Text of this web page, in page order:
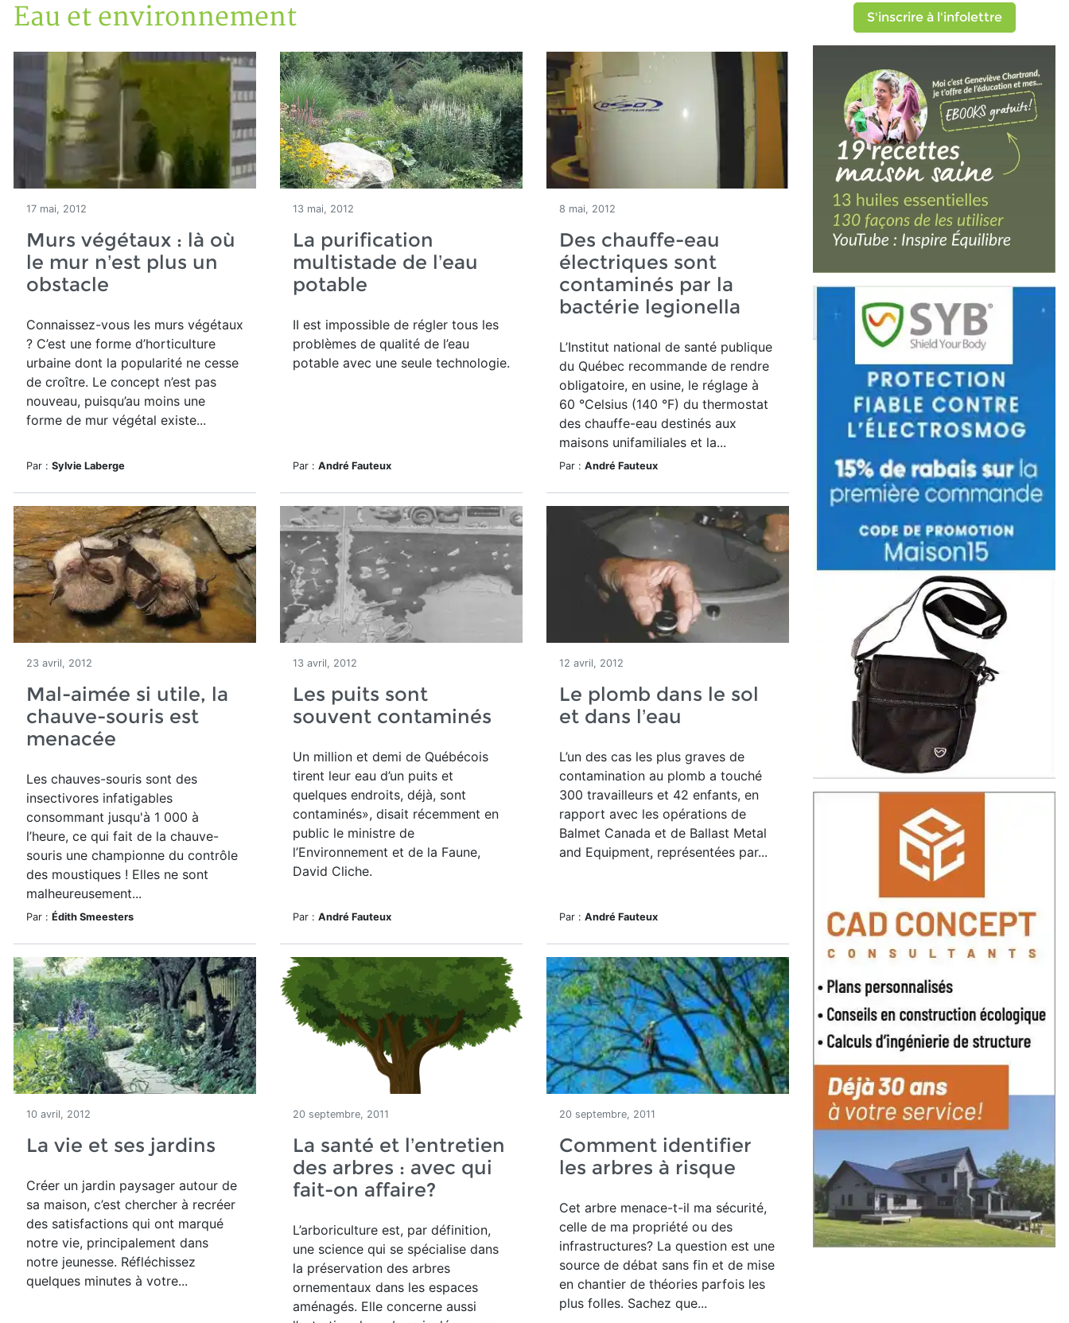
Accueil
Articles
Eau et environnement
Eau et environnement
17 mai, 2012
Murs végétaux : là où
le mur n’est plus un
obstacle
Connaissez-vous les murs végétaux
? C’est une forme d’horticulture
urbaine dont la popularité ne cesse
de croître. Le concept n’est pas
nouveau, puisqu’au moins une
forme de mur végétal existe...
Par : Sylvie Laberge
13 mai, 2012
La purification
multistade de l’eau
potable
II est impossible de régler tous les
problèmes de qualité de l’eau
potable avec une seule technologie.
Par : André Fauteux
8 mai, 2012
Des chauffe-eau
électriques sont
contaminés par la
bactérie legionella
L’Institut national de santé publique
du Québec recommande de rendre
obligatoire, en usine, le réglage à
60 °Celsius (140 °F) du thermostat
des chauffe-eau destinés aux
maisons unifamiliales et la...
Par : André Fauteux
23 avril, 2012
Mal-aimée si utile, la
chauve-souris est
menacée
Les chauves-souris sont des
insectivores infatigables
consommant jusqu'à 1 000 à
l’heure, ce qui fait de la chauve-
souris une championne du contrôle
des moustiques ! Elles ne sont
malheureusement...
Par : Édith Smeesters
13 avril, 2012
Les puits sont
souvent contaminés
Un million et demi de Québécois
tirent leur eau d’un puits et
quelques endroits, déjà, sont
contaminés», disait récemment en
public le ministre de
l’Environnement et de la Faune,
David Cliche.
Par : André Fauteux
12 avril, 2012
Le plomb dans le sol
et dans l’eau
L’un des cas les plus graves de
contamination au plomb a touché
300 travailleurs et 42 enfants, en
rapport avec les opérations de
Balmet Canada et de Ballast Metal
and Equipment, représentées par...
Par : André Fauteux
10 avril, 2012
La vie et ses jardins
Créer un jardin paysager autour de
sa maison, c’est chercher à recréer
des satisfactions qui ont marqué
notre vie, principalement dans
notre jeunesse. Réfléchissez
quelques minutes à votre...
20 septembre, 2011
La santé et l’entretien
des arbres : avec qui
fait-on affaire?
L’arboriculture est, par définition,
une science qui se spécialise dans
la préservation des arbres
ornementaux dans les espaces
aménagés. Elle concerne aussi
20 septembre, 2011
Comment identifier
les arbres à risque
Cet arbre menace-t-il ma sécurité,
celle de ma propriété ou des
infrastructures? La question est une
source de débat sans fin et de mise
en chantier de théories parfois les
plus folles. Sachez que...
S'inscrire à l'infolettre